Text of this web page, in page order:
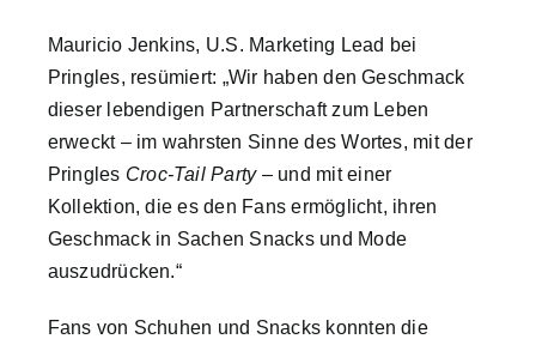
Mauricio Jenkins, U.S. Marketing Lead bei
Pringles, resümiert: „Wir haben den Geschmack
dieser lebendigen Partnerschaft zum Leben
erweckt – im wahrsten Sinne des Wortes, mit der
Pringles Croc-Tail Party– und mit einer
Kollektion, die es den Fans ermöglicht, ihren
Geschmack in Sachen Snacks und Mode
auszudrücken.“
Fans von Schuhen und Snacks konnten die